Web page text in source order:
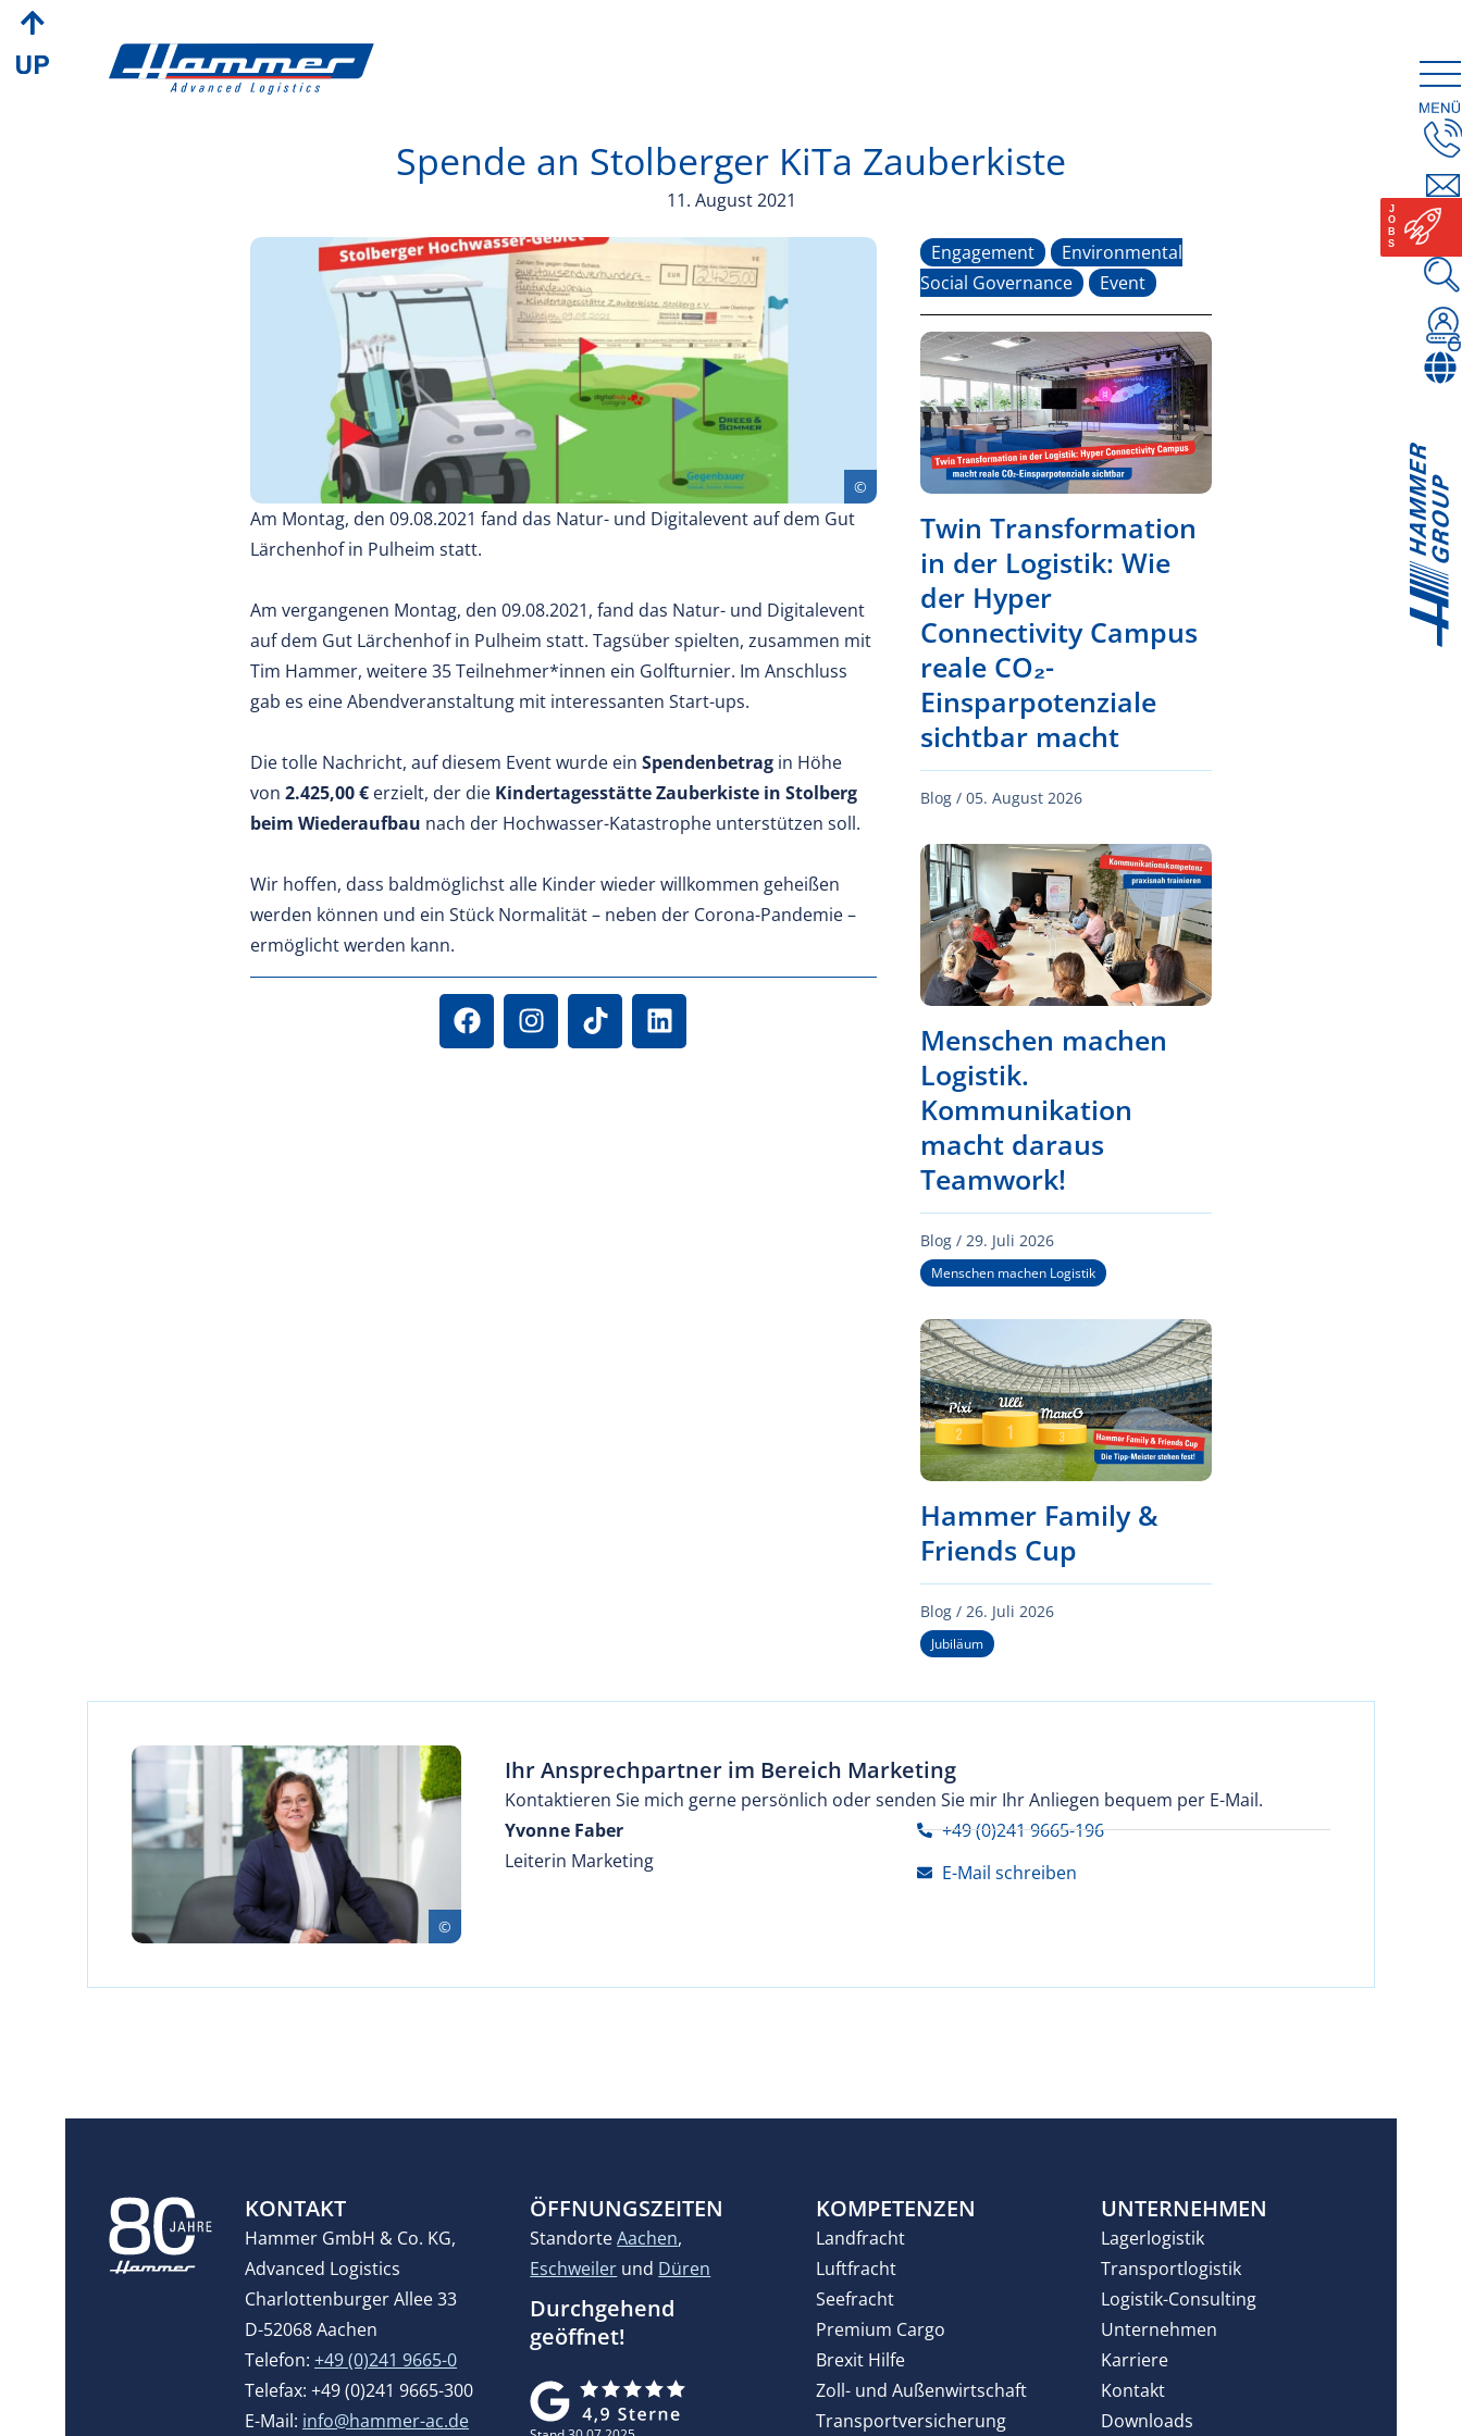
Spende an Stolberger KiTa Zauberkiste
11. August 2021
Am Montag, den 09.08.2021 fand das Natur- und Digitalevent auf dem Gut
Lärchenhof in Pulheim statt.
Am vergangenen Montag, den 09.08.2021, fand das Natur- und Digitalevent
auf dem Gut Lärchenhof in Pulheim statt. Tagsüber spielten, zusammen mit
Tim Hammer, weitere 35 Teilnehmer*innen ein Golfturnier. Im Anschluss
gab es eine Abendveranstaltung mit interessanten Start-ups.
Die tolle Nachricht, auf diesem Event wurde ein Spendenbetrag in Höhe
von 2.425,00 € erzielt, der die Kindertagesstätte Zauberkiste in Stolberg
beim Wiederaufbau nach der Hochwasser-Katastrophe unterstützen soll.
Wir hoffen, dass baldmöglichst alle Kinder wieder willkommen geheißen
werden können und ein Stück Normalität – neben der Corona-Pandemie –
ermöglicht werden kann.
Engagement
Environmental
Social Governance
Event
Twin Transformation
in der Logistik: Wie
der Hyper
Connectivity Campus
reale CO₂-
Einsparpotenziale
sichtbar macht
Blog / 05. August 2026
Menschen machen
Logistik.
Kommunikation
macht daraus
Teamwork!
Blog / 29. Juli 2026
Menschen machen Logistik
Hammer Family &
Friends Cup
Blog / 26. Juli 2026
Jubiläum
Ihr Ansprechpartner im Bereich Marketing
Kontaktieren Sie mich gerne persönlich oder senden Sie mir Ihr Anliegen bequem per E-Mail.
Yvonne Faber
Leiterin Marketing
+49 (0)241 9665-196
E-Mail schreiben
KONTAKT
Hammer GmbH & Co. KG,
Advanced Logistics
Charlottenburger Allee 33
D-52068 Aachen
Telefon:+49 (0)241 9665-0
Telefax: +49 (0)241 9665-300
E-Mail: info@hammer-ac.de
ÖFFNUNGSZEITEN
StandorteAachen,
Eschweiler und Düren
Durchgehend
geöffnet!
KOMPETENZEN
Landfracht
Luftfracht
Seefracht
Premium Cargo
Brexit Hilfe
Zoll- und Außenwirtschaft
Transportversicherung
UNTERNEHMEN
Lagerlogistik
Transportlogistik
Logistik-Consulting
Unternehmen
Karriere
Kontakt
Downloads